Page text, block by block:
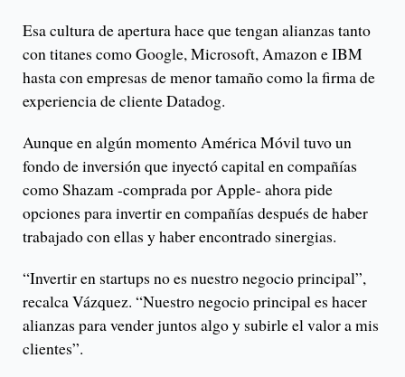
Esa cultura de apertura hace que tengan alianzas tanto
con titanes como Google, Microsoft, Amazon e IBM
hasta con empresas de menor tamaño como la firma de
experiencia de cliente Datadog.
Aunque en algún momento América Móvil tuvo un
fondo de inversión que inyectó capital en compañías
como Shazam -comprada por Apple- ahora pide
opciones para invertir en compañías después de haber
trabajado con ellas y haber encontrado sinergias.
“Invertir en startups no es nuestro negocio principal”,
recalca Vázquez. “Nuestro negocio principal es hacer
alianzas para vender juntos algo y subirle el valor a mis
clientes”.